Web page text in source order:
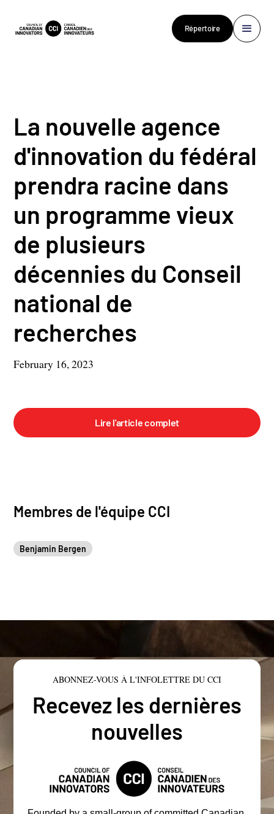
Répertoire
La nouvelle agence
d'innovation du fédéral
prendra racine dans
un programme vieux
de plusieurs
décennies du Conseil
national de
recherches
February 16, 2023
Lire l'article complet
Membres de l'équipe CCI
Benjamin Bergen
ABONNEZ-VOUS À L'INFOLETTRE DU CCI
Recevez les dernières
nouvelles